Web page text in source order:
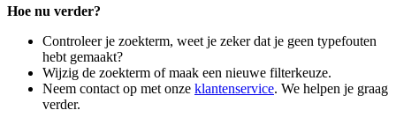
Hoe nu verder?
Controleer je zoekterm, weet je zeker dat je geen typefouten
hebt gemaakt?
Wijzig de zoekterm of maak een nieuwe filterkeuze.
Neem contact op met onze klantenservice. We helpen je graag
verder.